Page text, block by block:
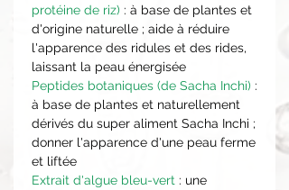
protéine de riz) : à base de plantes et
d'origine naturelle ; aide à réduire
l'apparence des ridules et des rides,
laissant la peau énergisée
Peptides botaniques (de Sacha Inchi) :
à base de plantes et naturellement
dérivés du super aliment Sacha Inchi ;
donner l'apparence d'une peau ferme
et liftée
Extrait d'algue bleu-vert : une